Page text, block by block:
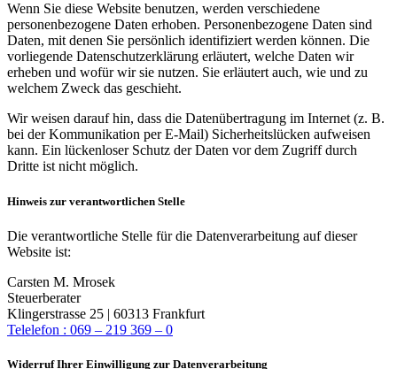
Wenn Sie diese Website benutzen, werden verschiedene
personenbezogene Daten erhoben. Personenbezogene Daten sind
Daten, mit denen Sie persönlich identifiziert werden können. Die
vorliegende Datenschutzerklärung erläutert, welche Daten wir
erheben und wofür wir sie nutzen. Sie erläutert auch, wie und zu
welchem Zweck das geschieht.
Wir weisen darauf hin, dass die Datenübertragung im Internet (z. B.
bei der Kommunikation per E‑Mail) Sicherheitslücken aufweisen
kann. Ein lückenloser Schutz der Daten vor dem Zugriff durch
Dritte ist nicht möglich.
Hinweis zur verantwortlichen Stelle
Die verantwortliche Stelle für die Datenverarbeitung auf dieser
Website ist:
Carsten M. Mrosek
Steuerberater
Klingerstrasse 25 | 60313 Frankfurt
Telelefon : 069 – 219 369 – 0
Widerruf Ihrer Einwilligung zur Datenverarbeitung